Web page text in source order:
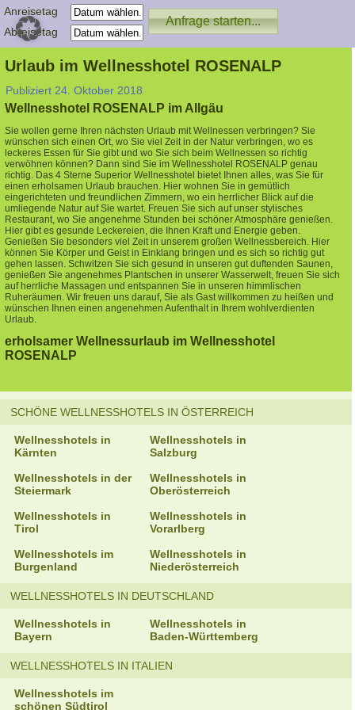
Anreisetag
Abreisetag
Urlaub im Wellnesshotel ROSENALP
Publiziert 24. Oktober 2018
Wellnesshotel ROSENALP im Allgäu
Sie wollen gerne Ihren nächsten Urlaub mit Wellnessen verbringen? Sie
wünschen sich einen Ort, wo Sie viel Zeit in der Natur verbringen, wo es
leckeres Essen für Sie gibt und wo Sie sich beim Wellnessen so richtig
verwöhnen können? Dann sind Sie im Wellnesshotel ROSENALP genau
richtig. Das 4 Sterne Superior Wellnesshotel bietet Ihnen alles, was Sie für
einen erholsamen Urlaub brauchen. Hier wohnen Sie in gemütlich
eingerichteten und freundlichen Zimmern, wo ein herrlicher Blick auf die
umliegende Natur auf Sie wartet. Freuen Sie sich auf unser stylisches
Restaurant, wo Sie angenehme Stunden bei schöner Atmosphäre genießen.
Hier gibt es gesunde Leckereien, die Ihnen Kraft und Energie geben.
Genießen Sie besonders viel Zeit in unserem großen Wellnessbereich. Hier
können Sie Körper und Geist in Einklang bringen und es sich so richtig gut
gehen lassen. Schwitzen Sie sich gesund in unseren gut duftenden Saunen,
genießen Sie angenehmes Plantschen in unserer Wasserwelt, freuen Sie sich
auf herrliche Massagen und entspannen Sie in unseren himmlischen
Ruheräumen. Wir freuen uns darauf, Sie als Gast willkommen zu heißen und
wünschen Ihnen einen angenehmen Aufenthalt in Ihrem wohlverdienten
Urlaub.
erholsamer Wellnessurlaub im Wellnesshotel
ROSENALP
SCHÖNE WELLNESSHOTELS IN ÖSTERREICH
Wellnesshotels in
Kärnten
Wellnesshotels in
Salzburg
Wellnesshotels in der
Steiermark
Wellnesshotels in
Oberösterreich
Wellnesshotels in
Tirol
Wellnesshotels in
Vorarlberg
Wellnesshotels im
Burgenland
Wellnesshotels in
Niederösterreich
WELLNESSHOTELS IN DEUTSCHLAND
Wellnesshotels in
Bayern
Wellnesshotels in
Baden-Württemberg
WELLNESSHOTELS IN ITALIEN
Wellnesshotels im
schönen Südtirol